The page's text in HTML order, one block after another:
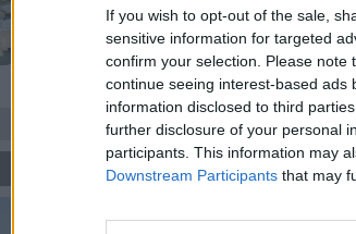
If you wish to opt-out of the sale,
sensitive information for targeted
confirm your selection. Please
continue seeing interest-based ads
information disclosed to third
further disclosure of your personal
participants. This information may
Downstream Participants that may
Mussolini
Guarda l'archivio